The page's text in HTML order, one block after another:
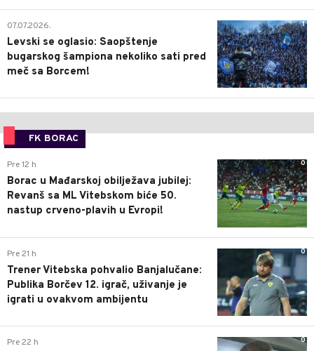
1
07.07.2026.
Levski se oglasio: Saopštenje
bugarskog šampiona nekoliko sati pred
meč sa Borcem!
FK BORAC
0
Pre 12 h
Borac u Mađarskoj obilježava jubilej:
Revanš sa ML Vitebskom biće 50.
nastup crveno-plavih u Evropi!
0
Pre 21 h
Trener Vitebska pohvalio Banjalučane:
Publika Borčev 12. igrač, uživanje je
igrati u ovakvom ambijentu
0
Pre 22 h